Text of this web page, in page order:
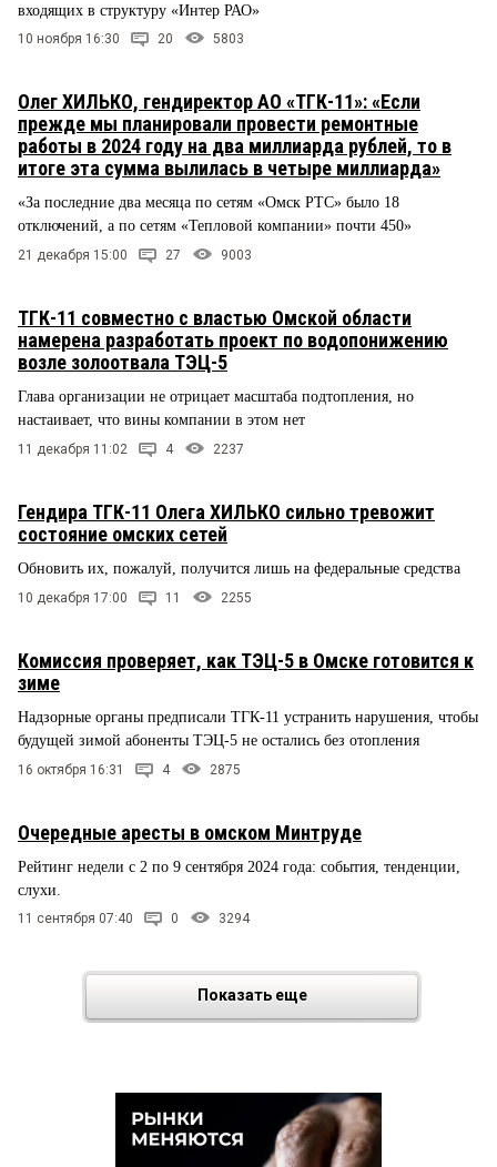
входящих в структуру «Интер РАО»
10 ноября 16:30 20 5803
Олег ХИЛЬКО, гендиректор АО «ТГК-11»: «Если
прежде мы планировали провести ремонтные
работы в 2024 году на два миллиарда рублей, то в
итоге эта сумма вылилась в четыре миллиарда»
«За последние два месяца по сетям «Омск РТС» было 18
отключений, а по сетям «Тепловой компании» почти 450»
21 декабря 15:00 27 9003
ТГК-11 совместно с властью Омской области
намерена разработать проект по водопонижению
возле золоотвала ТЭЦ-5
Глава организации не отрицает масштаба подтопления, но
настаивает, что вины компании в этом нет
11 декабря 11:02 4 2237
Гендира ТГК-11 Олега ХИЛЬКО сильно тревожит
состояние омских сетей
Обновить их, пожалуй, получится лишь на федеральные средства
10 декабря 17:00 11 2255
Комиссия проверяет, как ТЭЦ-5 в Омске готовится к
зиме
Надзорные органы предписали ТГК-11 устранить нарушения, чтобы
будущей зимой абоненты ТЭЦ-5 не остались без отопления
16 октября 16:31 4 2875
Очередные аресты в омском Минтруде
Рейтинг недели с 2 по 9 сентября 2024 года: события, тенденции,
слухи.
11 сентября 07:40 0 3294
Показать еще